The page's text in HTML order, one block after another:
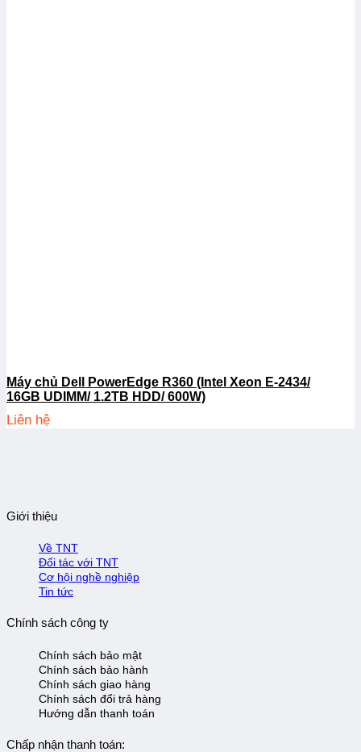
Máy chủ Dell PowerEdge R360 (Intel Xeon E-2434/
16GB UDIMM/ 1.2TB HDD/ 600W)
Liên hệ
Giới thiệu
Về TNT
Đối tác với TNT
Cơ hội nghề nghiệp
Tin tức
Chính sách công ty
Chính sách bảo mật
Chính sách bảo hành
Chính sách giao hàng
Chính sách đổi trả hàng
Hướng dẫn thanh toán
Chấp nhận thanh toán: